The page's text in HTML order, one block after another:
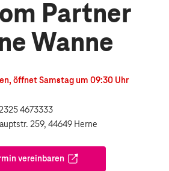
Partner
Wanne
öffnetSamstag um 09:30 Uhr
4673333
259, 44649 Herne
vereinbaren
Öffnet in einem neuen Tab